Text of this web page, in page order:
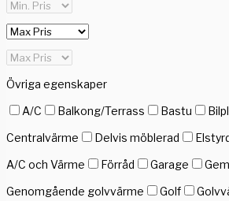
Övriga egenskaper
A/C
Balkong/Terrass Bastu
Centralvärme
Delvis möblerad
A/C och Värme
Förråd Garage
Genomgående golvvärme
Golf